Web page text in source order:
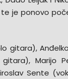
je ponovo
gitara),
Marijo
Sente